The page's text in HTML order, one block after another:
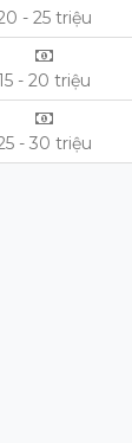
- 25 triệu
- 20 triệu
- 30 triệu